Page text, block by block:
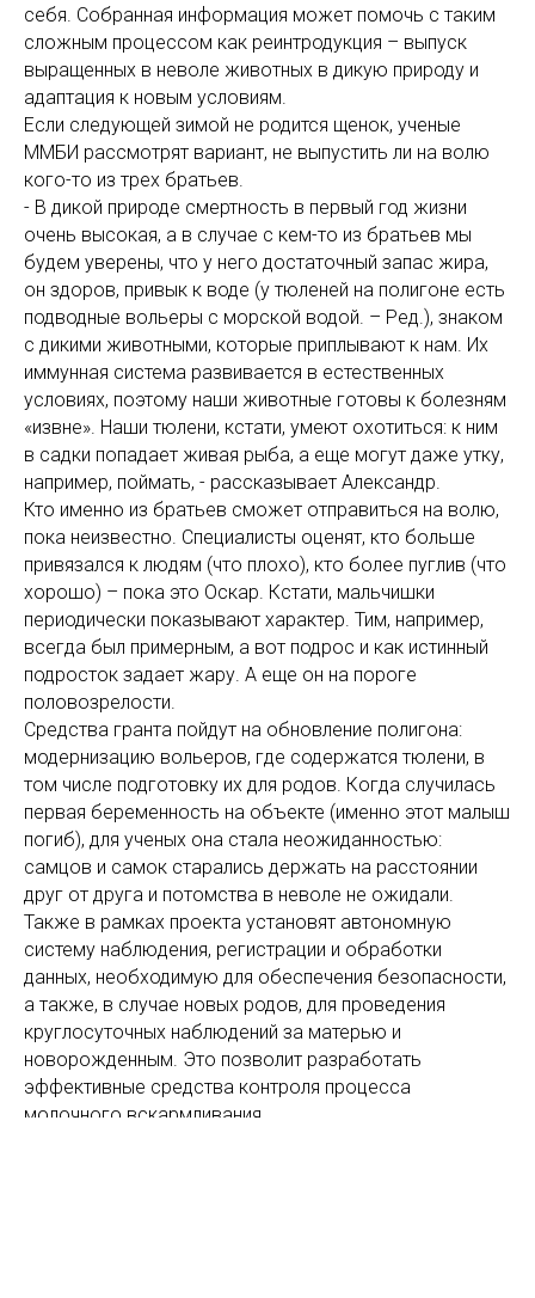
себя. Собранная информация может помочь с таким
сложным процессом как реинтродукция – выпуск
выращенных в неволе животных в дикую природу и
адаптация к новым условиям.
Если следующей зимой не родится щенок, ученые
ММБИ рассмотрят вариант, не выпустить ли на волю
кого-то из трех братьев.
- В дикой природе смертность в первый год жизни
очень высокая, а в случае с кем-то из братьев мы
будем уверены, что у него достаточный запас жира,
он здоров, привык к воде (у тюленей на полигоне есть
подводные вольеры с морской водой. – Ред.), знаком
с дикими животными, которые приплывают к нам. Их
иммунная система развивается в естественных
условиях, поэтому наши животные готовы к болезням
«извне». Наши тюлени, кстати, умеют охотиться: к ним
в садки попадает живая рыба, а еще могут даже утку,
например, поймать, - рассказывает Александр.
Кто именно из братьев сможет отправиться на волю,
пока неизвестно. Специалисты оценят, кто больше
привязался к людям (что плохо), кто более пуглив (что
хорошо) – пока это Оскар. Кстати, мальчишки
периодически показывают характер. Тим, например,
всегда был примерным, а вот подрос и как истинный
подросток задает жару. А еще он на пороге
половозрелости.
Средства гранта пойдут на обновление полигона:
модернизацию вольеров, где содержатся тюлени, в
том числе подготовку их для родов. Когда случилась
первая беременность на объекте (именно этот малыш
погиб), для ученых она стала неожиданностью:
самцов и самок старались держать на расстоянии
друг от друга и потомства в неволе не ожидали.
Также в рамках проекта установят автономную
систему наблюдения, регистрации и обработки
данных, необходимую для обеспечения безопасности,
а также, в случае новых родов, для проведения
круглосуточных наблюдений за матерью и
новорожденным. Это позволит разработать
эффективные средства контроля процесса
молочного вскармливания.